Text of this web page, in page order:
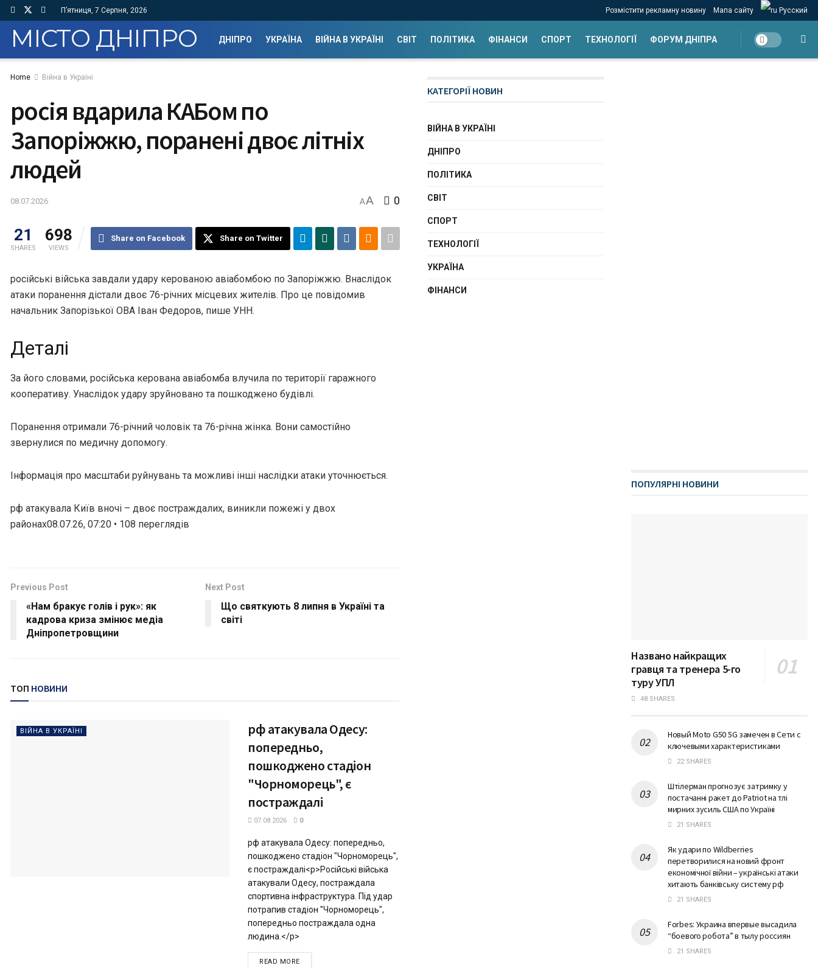
П’ятниця, 7 Серпня, 2026 Розмістити рекламну новину Мапа сайту Русский
МІСТО ДНІПРО ДНІПРО УКРАЇНА ВІЙНА В УКРАЇНІ СВІТ ПОЛІТИКА ФІНАНСИ СПОРТ ТЕХНОЛОГІЇ ФОРУМ ДНІПРА
Home Війна в Україні
росія вдарила КАБом по
Запоріжжю, поранені двоє літніх
людей
08.07.2026 AA 0
21
SHARES
698
VIEWS
Share on Facebook Share on Twitter
російські війська завдали удару керованою авіабомбою по Запоріжжю. Внаслідок
атаки поранення дістали двоє 76-річних місцевих жителів. Про це повідомив
начальник Запорізької ОВА Іван Федоров, пише УНН.
Деталі
За його словами, російська керована авіабомба влучила по території гаражного
кооперативу. Унаслідок удару зруйновано та пошкоджено будівлі.
Поранення отримали 76-річний чоловік та 76-річна жінка. Вони самостійно
звернулися по медичну допомогу.
Інформація про масштаби руйнувань та можливі інші наслідки атаки уточнюється.
рф атакувала Київ вночі – двоє постраждалих, виникли пожежі у двох
районах08.07.26, 07:20 • 108 переглядiв
Previous Post
«Нам бракує голів і рук»: як
кадрова криза змінює медіа
Дніпропетровщини
Next Post
Що святкують 8 липня в Україні та
світі
ТОП НОВИНИ
ВІЙНА В УКРАЇНІ
рф атакувала Одесу:
попередньо,
пошкоджено стадіон
"Чорноморець", є
постраждалі
07.08.2026 0
рф атакувала Одесу: попередньо,
пошкоджено стадіон "Чорноморець",
є постраждалі<p>Російські війська
атакували Одесу, постраждала
спортивна інфраструктура. Під удар
потрапив стадіон "Чорноморець",
попередньо постраждала одна
людина.</p>
READ MOREDETAILS
КАТЕГОРІЇ НОВИН
ВІЙНА В УКРАЇНІ
ДНІПРО
ПОЛІТИКА
СВІТ
СПОРТ
ТЕХНОЛОГІЇ
УКРАЇНА
ФІНАНСИ
ПОПУЛЯРНІ НОВИНИ
Названо найкращих
гравця та тренера 5-го
туру УПЛ
48 SHARES
Новый Moto G50 5G замечен в Сети с
ключевыми характеристиками
22 SHARES
Штілерман прогнозує затримку у
постачанні ракет до Patriot на тлі
мирних зусиль США по Україні
21 SHARES
Як удари по Wildberries
перетворилися на новий фронт
економічної війни – українські атаки
хитають банківську систему рф
21 SHARES
Forbes: Украина впервые высадила
“боевого робота” в тылу россиян
21 SHARES